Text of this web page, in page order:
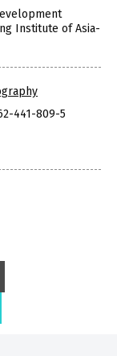
Institute of Asia-
441-809-5